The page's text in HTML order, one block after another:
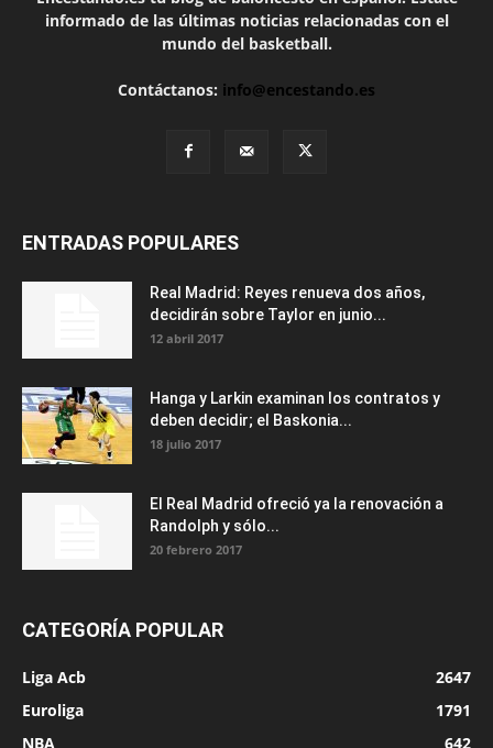
informado de las últimas noticias relacionadas con el
mundo del basketball.
Contáctanos: info@encestando.es
ENTRADAS POPULARES
Real Madrid: Reyes renueva dos años,
decidirán sobre Taylor en junio...
12 abril 2017
Hanga y Larkin examinan los contratos y
deben decidir; el Baskonia...
18 julio 2017
El Real Madrid ofreció ya la renovación a
Randolph y sólo...
20 febrero 2017
CATEGORÍA POPULAR
Liga Acb
2647
Euroliga
1791
NBA
642